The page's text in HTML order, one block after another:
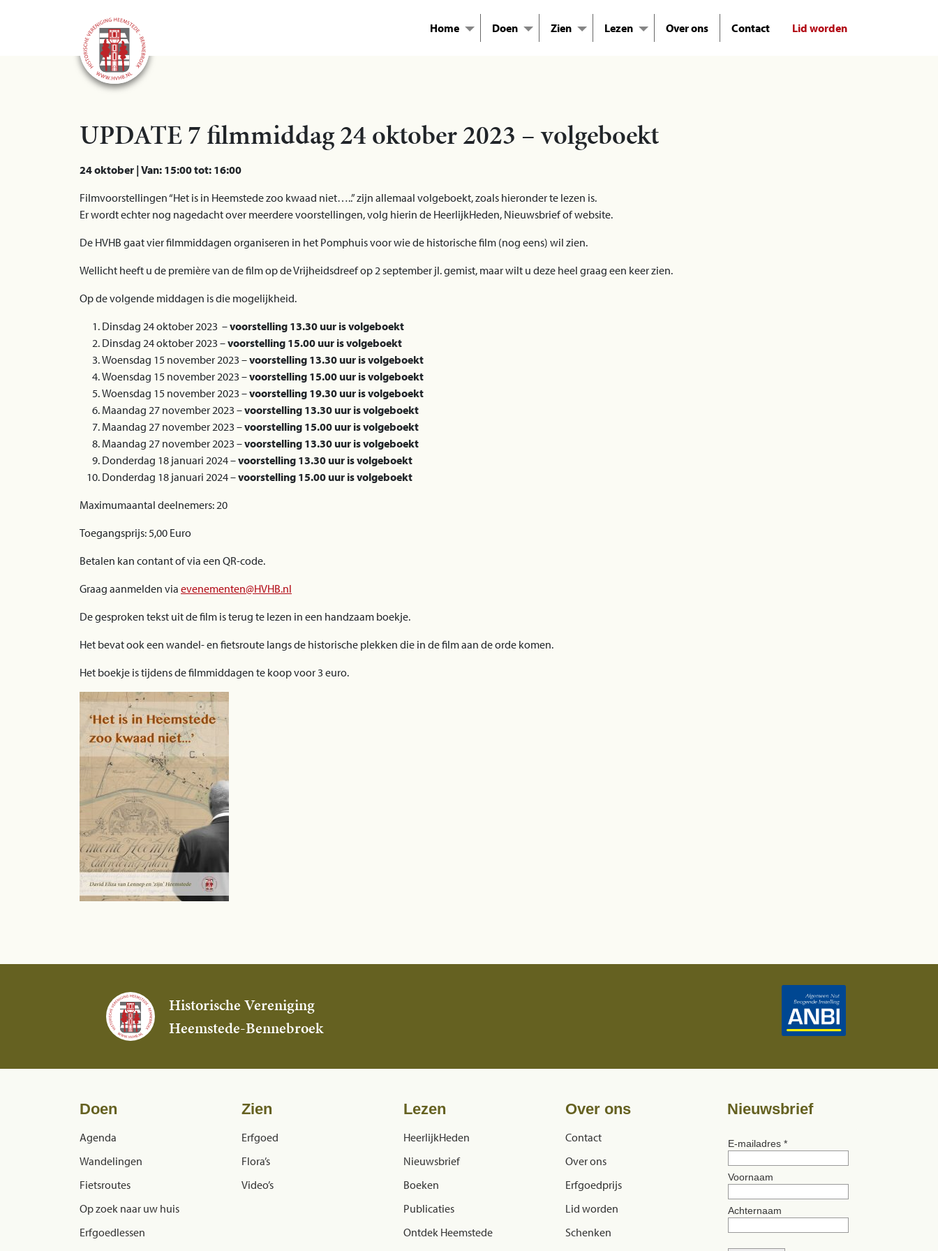
Home Doen Zien Lezen Over ons Contact Lid worden
UPDATE 7 filmmiddag 24 oktober 2023 – volgeboekt
24 oktober | Van: 15:00 tot: 16:00
Filmvoorstellingen “Het is in Heemstede zoo kwaad niet…..” zijn allemaal volgeboekt, zoals hieronder te lezen is.
Er wordt echter nog nagedacht over meerdere voorstellingen, volg hierin de HeerlijkHeden, Nieuwsbrief of website.
De HVHB gaat vier filmmiddagen organiseren in het Pomphuis voor wie de historische film (nog eens) wil zien.
Wellicht heeft u de première van de film op de Vrijheidsdreef op 2 september jl. gemist, maar wilt u deze heel graag een keer zien.
Op de volgende middagen is die mogelijkheid.
Dinsdag 24 oktober 2023 –voorstelling 13.30 uur is volgeboekt
Dinsdag 24 oktober 2023 –voorstelling 15.00 uur is volgeboekt
Woensdag 15 november 2023 –voorstelling 13.30 uur is volgeboekt
Woensdag 15 november 2023 –voorstelling 15.00 uur is volgeboekt
Woensdag 15 november 2023 –voorstelling 19.30 uur is volgeboekt
Maandag 27 november 2023 –voorstelling 13.30 uur is volgeboekt
Maandag 27 november 2023 –voorstelling 15.00 uur is volgeboekt
Maandag 27 november 2023 –voorstelling 13.30 uur is volgeboekt
Donderdag 18 januari 2024 –voorstelling 13.30 uur is volgeboekt
Donderdag 18 januari 2024 –voorstelling 15.00 uur is volgeboekt
Maximumaantal deelnemers: 20
Toegangsprijs: 5,00 Euro
Betalen kan contant of via een QR-code.
Graag aanmelden via evenementen@HVHB.nl
De gesproken tekst uit de film is terug te lezen in een handzaam boekje.
Het bevat ook een wandel- en fietsroute langs de historische plekken die in de film aan de orde komen.
Het boekje is tijdens de filmmiddagen te koop voor 3 euro.
Historische Vereniging
Heemstede-Bennebroek
Doen
Agenda
Wandelingen
Fietsroutes
Op zoek naar uw huis
Erfgoedlessen
Zien
Erfgoed
Flora’s
Video’s
Lezen
HeerlijkHeden
Nieuwsbrief
Boeken
Publicaties
Ontdek Heemstede
Over ons
Contact
Over ons
Erfgoedprijs
Lid worden
Schenken
Nieuwsbrief